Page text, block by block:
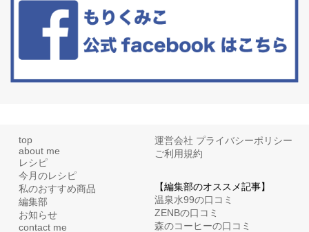
リーブオイルorごま油をたらす。&n...
top
about me
レシピ
今月のレシピ
私のおすすめ商品
編集部
お知らせ
contact me
運営会社 プライバシーポリシー
ご利用規約
【編集部のオススメ記事】
温泉水99の口コミ
ZENBの口コミ
森のコーヒーの口コミ